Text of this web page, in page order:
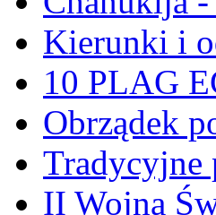
Kierunki i
10 PLAG
Obrządek
Tradycyjne
II Wojna